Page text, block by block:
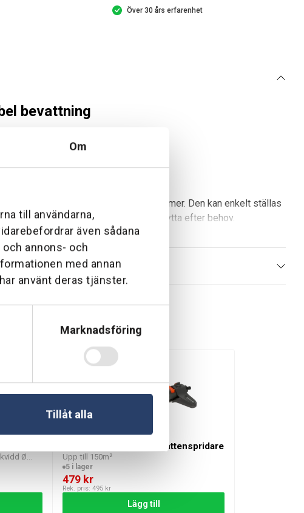
Om
till användarna,
även sådana
annons- och
med annan
använt deras tjänster.
Marknadsföring
Tillåt alla
Över 30 års erfarenhet
bevattning
av trädgårdar i olika storlekar och former. Den kan enkelt ställas
gör den enkel att placera och flytta efter behov.
som vill ha en effektiv och flexibel bevattningslösning.
Produkten kombinerar pålitlighet och enkel användning för
Ø
Gardena AquaZoom S vattenspridare
Upp till 150m²
5 i lager
479 kr
Rek. pris:495 kr
Lägg till